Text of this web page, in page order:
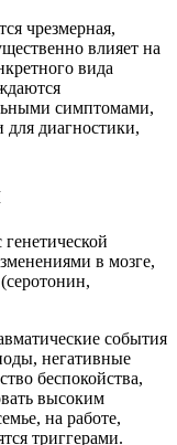
чрезмерная,
влияет на
вида
симптомами,
диагностики,
в мозге,
события
негативные
беспокойства,
высоким
на работе,
триггерами.